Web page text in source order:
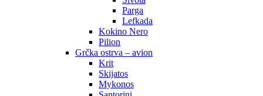
Parga
Lefkada
Kokino Nero
Pilion
Grčka ostrva – avion
Krit
Skijatos
Mykonos